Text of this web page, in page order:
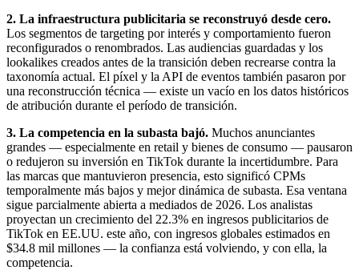
2. La infraestructura publicitaria se reconstruyó desde cero.
Los segmentos de targeting por interés y comportamiento fueron
reconfigurados o renombrados. Las audiencias guardadas y los
lookalikes creados antes de la transición deben recrearse contra la
taxonomía actual. El píxel y la API de eventos también pasaron por
una reconstrucción técnica — existe un vacío en los datos históricos
de atribución durante el período de transición.
3. La competencia en la subasta bajó. Muchos anunciantes
grandes — especialmente en retail y bienes de consumo — pausaron
o redujeron su inversión en TikTok durante la incertidumbre. Para
las marcas que mantuvieron presencia, esto significó CPMs
temporalmente más bajos y mejor dinámica de subasta. Esa ventana
sigue parcialmente abierta a mediados de 2026. Los analistas
proyectan un crecimiento del 22.3% en ingresos publicitarios de
TikTok en EE.UU. este año, con ingresos globales estimados en
$34.8 mil millones — la confianza está volviendo, y con ella, la
competencia.